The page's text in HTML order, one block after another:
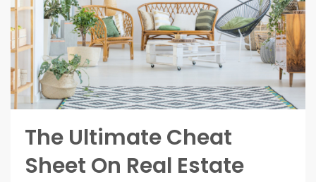
The Ultimate Cheat
Sheet On Real Estate